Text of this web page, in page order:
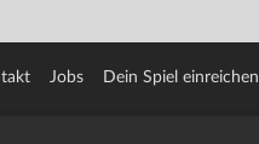
Jobs Dein Spiel einreichen